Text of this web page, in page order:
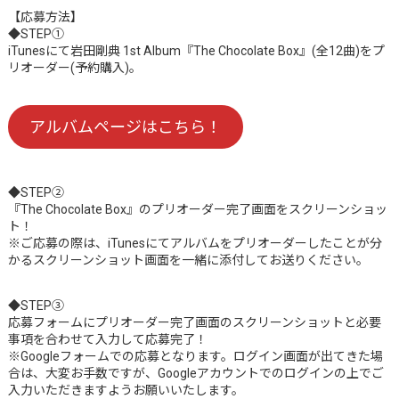
【応募方法】
◆STEP①
iTunesにて岩田剛典 1st Album『The Chocolate Box』(全12曲)をプ
リオーダー(予約購入)。
アルバムページはこちら！
◆STEP②
『The Chocolate Box』のプリオーダー完了画面をスクリーンショッ
ト！
※ご応募の際は、iTunesにてアルバムをプリオーダーしたことが分
かるスクリーンショット画面を一緒に添付してお送りください。
◆STEP③
応募フォームにプリオーダー完了画面のスクリーンショットと必要
事項を合わせて入力して応募完了！
※Googleフォームでの応募となります。ログイン画面が出てきた場
合は、大変お手数ですが、Googleアカウントでのログインの上でご
入力いただきますようお願いいたします。